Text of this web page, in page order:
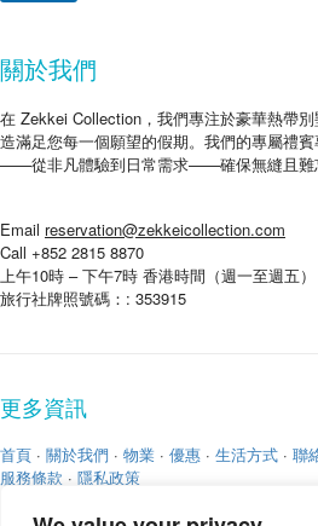
關於我們
在 Zekkei Collection，我們專注於豪華熱帶
造滿足您每一個願望的假期。我們的專屬禮
——從非凡體驗到日常需求——確保無縫且難
Email reservation@zekkeicollection.com
Call +852 2815 8870
上午10時 – 下午7時 香港時間（週一至週五）
旅行社牌照號碼：: 353915
更多資訊
首頁 · 關於我們 · 物業 · 優惠 · 生活方式 · 聯
服務條款 · 隱私政策